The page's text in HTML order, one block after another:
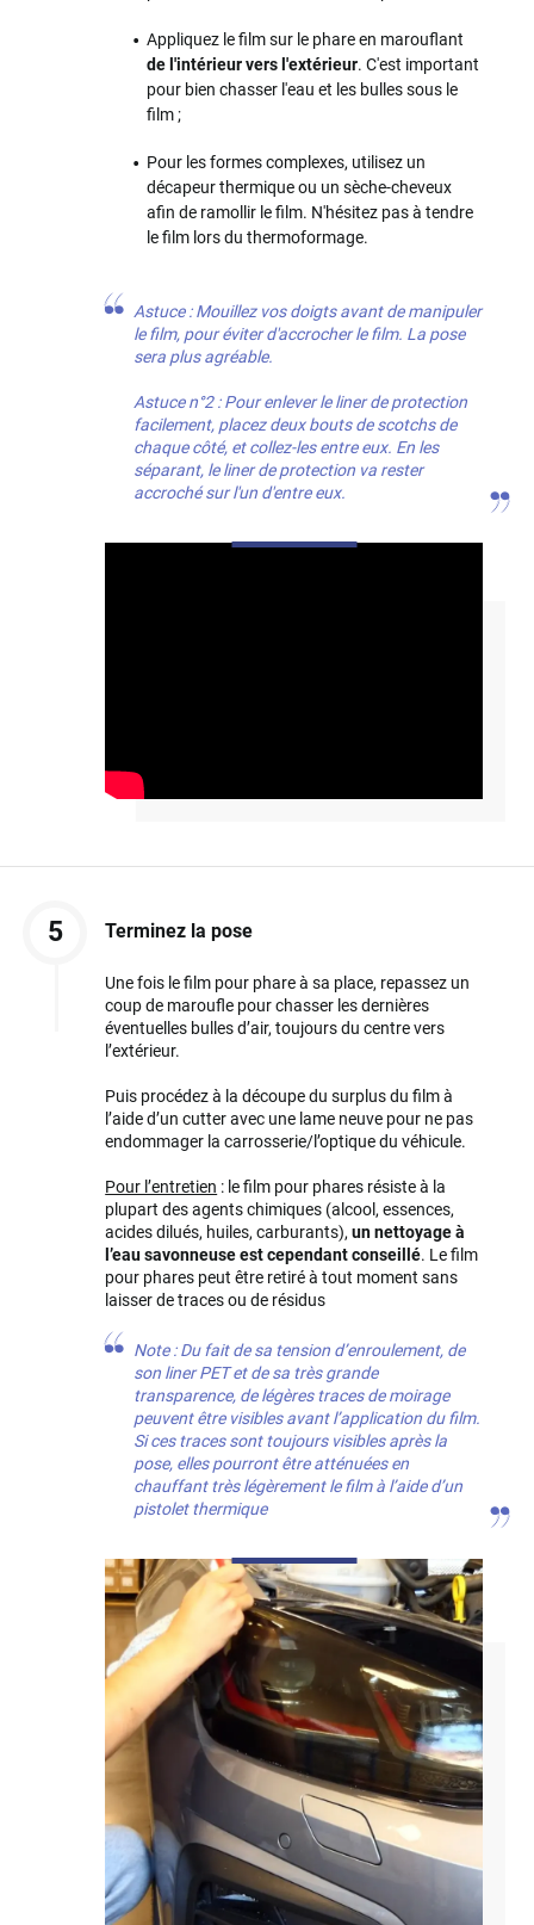
Appliquez le film sur le phare en marouflant
de l'intérieur vers l'extérieur. C'est important
pour bien chasser l'eau et les bulles sous le
film ;
Pour les formes complexes, utilisez un
décapeur thermique ou un sèche-cheveux
afin de ramollir le film. N'hésitez pas à tendre
le film lors du thermoformage.
Astuce : Mouillez vos doigts avant de manipuler
le film, pour éviter d'accrocher le film. La pose
sera plus agréable.
Astuce n°2 : Pour enlever le liner de protection
facilement, placez deux bouts de scotchs de
chaque côté, et collez-les entre eux. En les
séparant, le liner de protection va rester
accroché sur l'un d'entre eux.
5 Terminez la pose
Une fois le film pour phare à sa place, repassez un
coup de maroufle pour chasser les dernières
éventuelles bulles d’air, toujours du centre vers
l’extérieur.
Puis procédez à la découpe du surplus du film à
l’aide d’un cutter avec une lame neuve pour ne pas
endommager la carrosserie/l’optique du véhicule.
Pour l’entretien : le film pour phares résiste à la
plupart des agents chimiques (alcool, essences,
acides dilués, huiles, carburants),un nettoyage à
l’eau savonneuse est cependant conseillé. Le film
pour phares peut être retiré à tout moment sans
laisser de traces ou de résidus
Note : Du fait de sa tension d’enroulement, de
son liner PET et de sa très grande
transparence, de légères traces de moirage
peuvent être visibles avant l’application du film.
Si ces traces sont toujours visibles après la
pose, elles pourront être atténuées en
chauffant très légèrement le film à l’aide d’un
pistolet thermique